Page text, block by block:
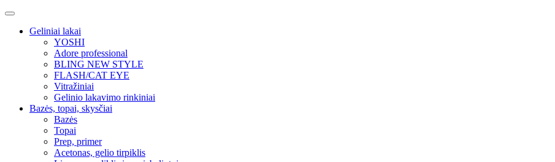
Geliniai lakai
YOSHI
Adore professional
BLING NEW STYLE
FLASH/CAT EYE
Vitražiniai
Gelinio lakavimo rinkiniai
Bazės, topai, skysčiai
Bazės
Topai
Prep, primer
Acetonas, gelio tirpiklis